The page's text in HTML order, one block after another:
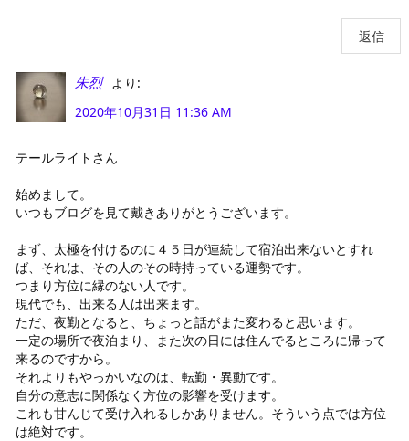
返信
朱烈
より:
2020年10月31日 11:36 AM
テールライトさん
始めまして。
いつもブログを見て戴きありがとうございます。
まず、太極を付けるのに４５日が連続して宿泊出来ないとすれ
ば、それは、その人のその時持っている運勢です。
つまり方位に縁のない人です。
現代でも、出来る人は出来ます。
ただ、夜勤となると、ちょっと話がまた変わると思います。
一定の場所で夜泊まり、また次の日には住んでるところに帰って
来るのですから。
それよりもやっかいなのは、転勤・異動です。
自分の意志に関係なく方位の影響を受けます。
これも甘んじて受け入れるしかありません。そういう点では方位
は絶対です。